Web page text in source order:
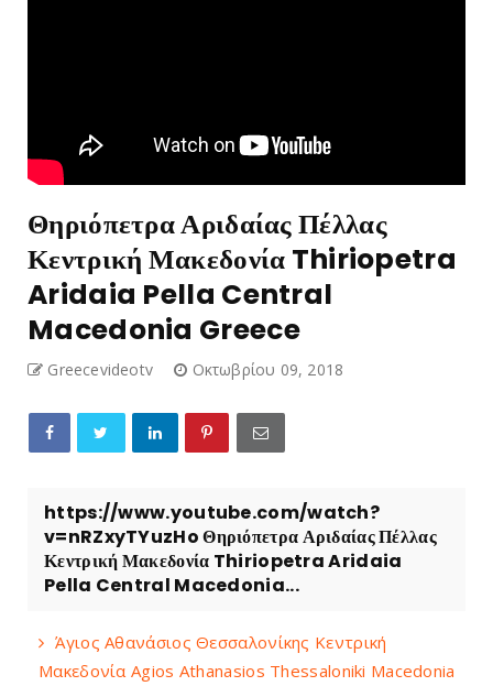
Θηριόπετρα Αριδαίας Πέλλας
Κεντρική Μακεδονία Thiriopetra
Aridaia Pella Central
Macedonia Greece
Greecevideotv Οκτωβρίου 09, 2018
https://www.youtube.com/watch?
v=nRZxyTYuzHo Θηριόπετρα Αριδαίας Πέλλας
Κεντρική Μακεδονία Thiriopetra Aridaia
Pella Central Macedonia...
Άγιος Αθανάσιος Θεσσαλονίκης Κεντρική
Μακεδονία Agios Athanasios Thessaloniki Macedonia